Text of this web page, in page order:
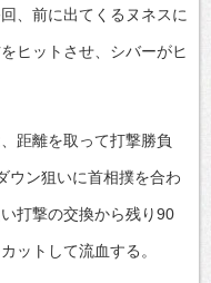
、前に出てくるヌネスに
ヒットさせ、シバーがヒ
距離を取って打撃勝負
ウン狙いに首相撲を合わ
打撃の交換から残り90
ットして流血する。